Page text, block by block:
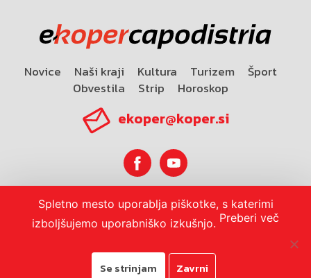
Novice Naši kraji Kultura Turizem
Šport
Obvestila
Strip Horoskop
ekoper@koper.si
Horoskop
Spletno mesto uporablja piškotke, s katerimi
izboljšujemo uporabniško izkušnjo. Preberi več
Se strinjam Zavrni